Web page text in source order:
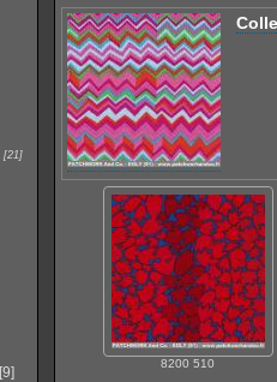
[21]
[9]
8200 510